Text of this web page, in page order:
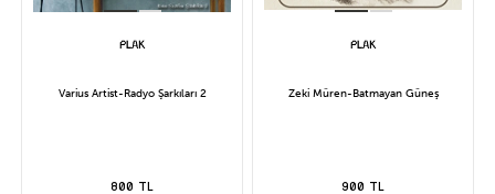
Varius Artist-Radyo Şarkıları 2
800 TL
Zeki Müren-Batmayan Güneş
900 TL